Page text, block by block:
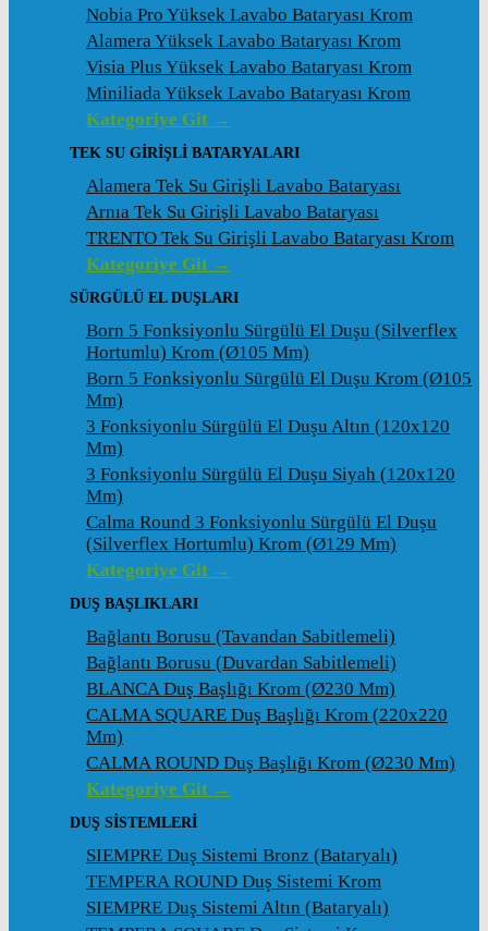
Nobia Pro Yüksek Lavabo Bataryası Krom
Alamera Yüksek Lavabo Bataryası Krom
Visia Plus Yüksek Lavabo Bataryası Krom
Miniliada Yüksek Lavabo Bataryası Krom
Kategoriye Git →
TEK SU GİRİŞLİ BATARYALARI
Alamera Tek Su Girişli Lavabo Bataryası
Arnıa Tek Su Girişli Lavabo Bataryası
TRENTO Tek Su Girişli Lavabo Bataryası Krom
Kategoriye Git →
SÜRGÜLÜ EL DUŞLARI
Born 5 Fonksiyonlu Sürgülü El Duşu (Silverflex
Hortumlu) Krom (ø105 Mm)
Born 5 Fonksiyonlu Sürgülü El Duşu Krom (ø105
Mm)
3 Fonksiyonlu Sürgülü El Duşu Altın (120x120
Mm)
3 Fonksiyonlu Sürgülü El Duşu Siyah (120x120
Mm)
Calma Round 3 Fonksiyonlu Sürgülü El Duşu
(Silverflex Hortumlu) Krom (ø129 Mm)
Kategoriye Git →
DUŞ BAŞLIKLARI
Bağlantı Borusu (Tavandan Sabitlemeli)
Bağlantı Borusu (Duvardan Sabitlemeli)
BLANCA Duş Başlığı Krom (ø230 Mm)
CALMA SQUARE Duş Başlığı Krom (220x220
Mm)
CALMA ROUND Duş Başlığı Krom (ø230 Mm)
Kategoriye Git →
DUŞ SİSTEMLERİ
SIEMPRE Duş Sistemi Bronz (Bataryalı)
TEMPERA ROUND Duş Sistemi Krom
SIEMPRE Duş Sistemi Altın (Bataryalı)